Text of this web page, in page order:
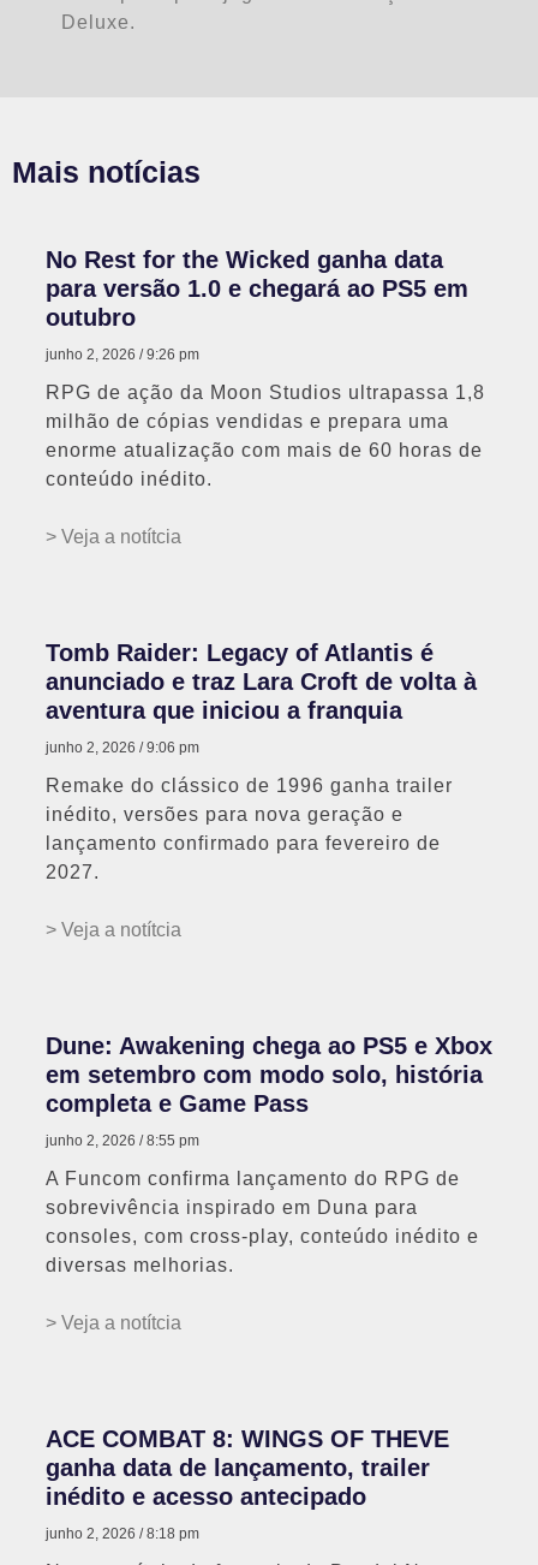
Deluxe.
Mais notícias
No Rest for the Wicked ganha data
para versão 1.0 e chegará ao PS5 em
outubro
junho 2, 2026 9:26 pm
RPG de ação da Moon Studios ultrapassa 1,8
milhão de cópias vendidas e prepara uma
enorme atualização com mais de 60 horas de
conteúdo inédito.
> Veja a notítcia
Tomb Raider: Legacy of Atlantis é
anunciado e traz Lara Croft de volta à
aventura que iniciou a franquia
junho 2, 2026 9:06 pm
Remake do clássico de 1996 ganha trailer
inédito, versões para nova geração e
lançamento confirmado para fevereiro de
2027.
> Veja a notítcia
Dune: Awakening chega ao PS5 e Xbox
em setembro com modo solo, história
completa e Game Pass
junho 2, 2026 8:55 pm
A Funcom confirma lançamento do RPG de
sobrevivência inspirado em Duna para
consoles, com cross-play, conteúdo inédito e
diversas melhorias.
> Veja a notítcia
ACE COMBAT 8: WINGS OF THEVE
ganha data de lançamento, trailer
inédito e acesso antecipado
junho 2, 2026 8:18 pm